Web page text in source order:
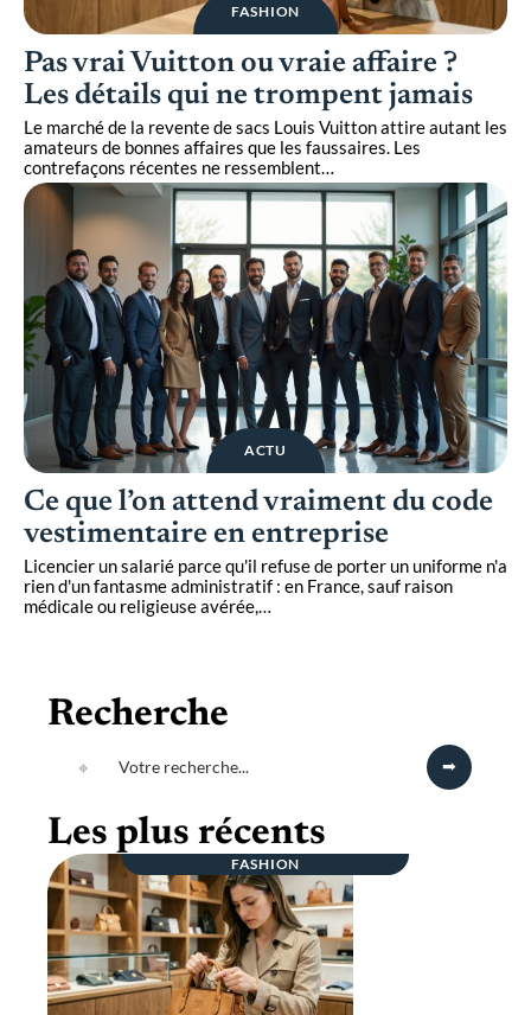
FASHION
Pas vrai Vuitton ou vraie affaire ?
Les détails qui ne trompent jamais
Le marché de la revente de sacs Louis Vuitton attire autant les
amateurs de bonnes affaires que les faussaires. Les
contrefaçons récentes ne ressemblent…
ACTU
Ce que l’on attend vraiment du code
vestimentaire en entreprise
Licencier un salarié parce qu'il refuse de porter un uniforme n'a
rien d'un fantasme administratif : en France, sauf raison
médicale ou religieuse avérée,
Recherche
Les plus récents
FASHION